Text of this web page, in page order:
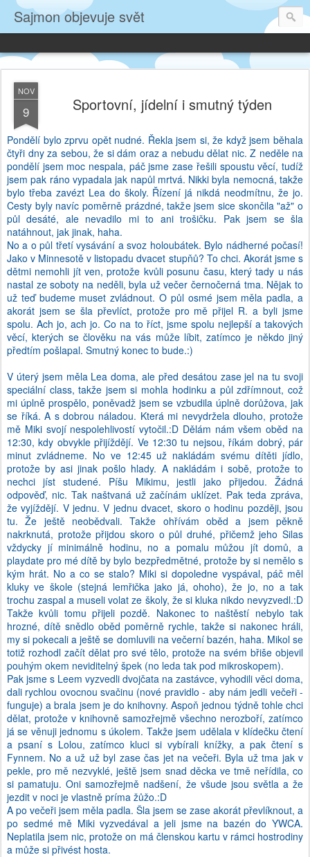
Sajmon objevuje svět
NOV
9 Sportovní, jídelní i smutný týden
Pondělí bylo zprvu opět nudné. Řekla jsem si, že když jsem běhala
čtyři dny za sebou, že si dám oraz a nebudu dělat nic. Z neděle na
pondělí jsem moc nespala, páč jsme zase řešili spoustu věcí, tudíž
jsem pak ráno vypadala jak napůl mrtvá. Nikki byla nemocná, takže
bylo třeba zavézt Lea do školy. Řízení já nikdá neodmítnu, že jo.
Cesty byly navíc poměrně prázdné, takže jsem sice skončila "až" o
půl desáté, ale nevadilo mi to ani trošičku. Pak jsem se šla
natáhnout, jak jinak, haha.
No a o půl třetí vysávání a svoz holoubátek. Bylo nádherné počasí!
Jako v Minnesotě v listopadu dvacet stupňů? To chci. Akorát jsme s
dětmi nemohli jít ven, protože kvůli posunu času, který tady u nás
nastal ze soboty na neděli, byla už večer černočerná tma. Nějak to
už teď budeme muset zvládnout. O půl osmé jsem měla padla, a
akorát jsem se šla převlíct, protože pro mě přijel R. a byli jsme
spolu. Ach jo, ach jo. Co na to říct, jsme spolu nejlepší a takových
věcí, kterých se člověku na vás může líbit, zatímco je někdo jiný
předtím pošlapal. Smutný konec to bude.:)
V úterý jsem měla Lea doma, ale před desátou zase jel na tu svoji
speciální class, takže jsem si mohla hodinku a půl zdřímnout, což
mi úplně prospělo, poněvadž jsem se vzbudila úplně dorůžova, jak
se říká. A s dobrou náladou. Která mi nevydržela dlouho, protože
mě Miki svojí nespolehlivostí vytočil.:D Dělám nám všem oběd na
12:30, kdy obvykle přijíždějí. Ve 12:30 tu nejsou, říkám dobrý, pár
minut zvládneme. No ve 12:45 už nakládám svému dítěti jídlo,
protože by asi jinak pošlo hlady. A nakládám i sobě, protože to
nechci jíst studené. Píšu Mikimu, jestli jako přijedou. Žádná
odpověď, nic. Tak naštvaná už začínám uklízet. Pak teda zpráva,
že vyjíždějí. V jednu. V jednu dvacet, skoro o hodinu později, jsou
tu. Že ještě neobědvali. Takže ohřívám oběd a jsem pěkně
nakrknutá, protože přijdou skoro o půl druhé, přičemž jeho Silas
vždycky jí minimálně hodinu, no a pomalu můžou jít domů, a
playdate pro mé dítě by bylo bezpředmětné, protože by si nemělo s
kým hrát. No a co se stalo? Miki si dopoledne vyspával, páč měl
kluky ve škole (stejná lemřička jako já, ohoho), že jo, no a tak
trochu zaspal a museli volat ze školy, že si kluka nikdo nevyzvedl.:D
Takže kvůli tomu přijeli pozdě. Nakonec to naštěstí nebylo tak
hrozné, dítě snědlo oběd poměrně rychle, takže si nakonec hráli,
my si pokecali a ještě se domluvili na večerní bazén, haha. Mikol se
totiž rozhodl začít dělat pro své tělo, protože na svém břiše objevil
pouhým okem neviditelný špek (no leda tak pod mikroskopem).
Pak jsme s Leem vyzvedli dvojčata na zastávce, vyhodili věci doma,
dali rychlou ovocnou svačinu (nové pravidlo - aby nám jedli večeři -
funguje) a brala jsem je do knihovny. Aspoň jednou týdně tohle chci
dělat, protože v knihovně samozřejmě všechno nerozboří, zatímco
já se věnuji jednomu s úkolem. Takže jsem udělala v klídečku čtení
a psaní s Lolou, zatímco kluci si vybírali knížky, a pak čtení s
Fynnem. No a už už byl zase čas jet na večeři. Byla už tma jak v
pekle, pro mě nezvyklé, ještě jsem snad děcka ve tmě neřídila, co
si pamatuju. Oni samozřejmě nadšení, že všude jsou světla a že
jezdit v noci je vlastně príma žůžo.:D
A po večeři jsem měla padla. Šla jsem se zase akorát převlíknout, a
po sedmé mě Miki vyzvedával a jeli jsme na bazén do YWCA.
Neplatila jsem nic, protože on má členskou kartu v rámci hostrodiny
a může si přivést hosta.